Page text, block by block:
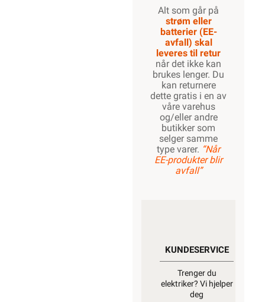
Alt som går på
strøm eller
batterier (EE-
avfall) skal
leveres til retur
når det ikke kan
brukes lenger. Du
kan returnere
dette gratis i en av
våre varehus
og/eller andre
butikker som
selger samme
type varer. “Når
EE-produkter blir
avfall”
KUNDESERVICE
Trenger du
elektriker? Vi hjelper
deg